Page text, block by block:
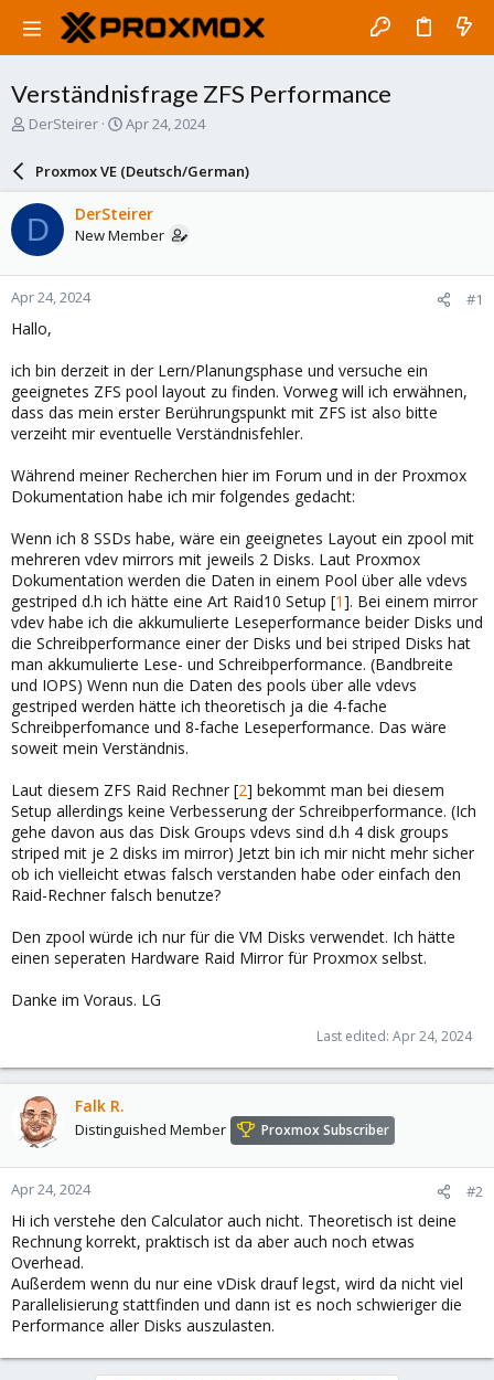
Verständnisfrage ZFS Performance
T
a
d
s
t
a
r
t
e
DerSteirer
S
a
r
d
a
e
Apr 24, 2024
Proxmox VE (Deutsch/German)
D DerSteirer
New Member
Apr 24, 2024 #1
Hallo,
ich bin derzeit in der Lern/Planungsphase und versuche ein
geeignetes ZFS pool layout zu finden. Vorweg will ich erwähnen,
dass das mein erster Berührungspunkt mit ZFS ist also bitte
verzeiht mir eventuelle Verständnisfehler.
Während meiner Recherchen hier im Forum und in der Proxmox
Dokumentation habe ich mir folgendes gedacht:
Wenn ich 8 SSDs habe, wäre ein geeignetes Layout ein zpool mit
mehreren vdev mirrors mit jeweils 2 Disks. Laut Proxmox
Dokumentation werden die Daten in einem Pool über alle vdevs
gestriped d.h ich hätte eine Art Raid10 Setup [1]. Bei einem mirror
vdev habe ich die akkumulierte Leseperformance beider Disks und
die Schreibperformance einer der Disks und bei striped Disks hat
man akkumulierte Lese- und Schreibperformance. (Bandbreite
und IOPS) Wenn nun die Daten des pools über alle vdevs
gestriped werden hätte ich theoretisch ja die 4-fache
Schreibperfomance und 8-fache Leseperformance. Das wäre
soweit mein Verständnis.
Laut diesem ZFS Raid Rechner [2] bekommt man bei diesem
Setup allerdings keine Verbesserung der Schreibperformance. (Ich
gehe davon aus das Disk Groups vdevs sind d.h 4 disk groups
striped mit je 2 disks im mirror) Jetzt bin ich mir nicht mehr sicher
ob ich vielleicht etwas falsch verstanden habe oder einfach den
Raid-Rechner falsch benutze?
Den zpool würde ich nur für die VM Disks verwendet. Ich hätte
einen seperaten Hardware Raid Mirror für Proxmox selbst.
Danke im Voraus. LG
Last edited: Apr 24, 2024
Falk R.
Distinguished Member Proxmox Subscriber
Apr 24, 2024 #2
Hi ich verstehe den Calculator auch nicht. Theoretisch ist deine
Rechnung korrekt, praktisch ist da aber auch noch etwas
Overhead.
Außerdem wenn du nur eine vDisk drauf legst, wird da nicht viel
Parallelisierung stattfinden und dann ist es noch schwieriger die
Performance aller Disks auszulasten.